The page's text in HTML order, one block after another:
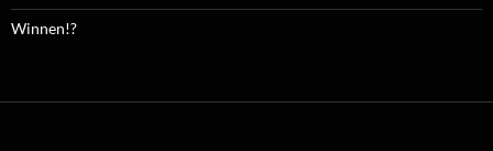
Winnen!?